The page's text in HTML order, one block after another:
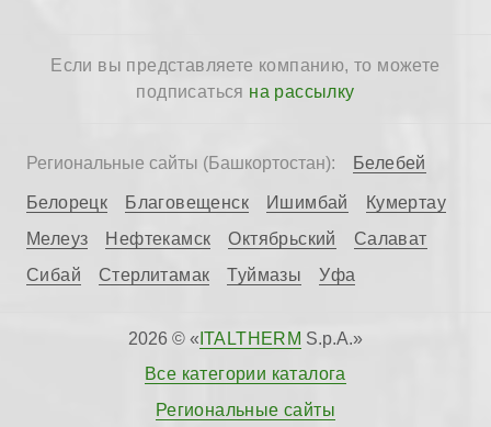
Если вы представляете компанию, то можете
подписаться на рассылку
Региональные сайты (Башкортостан): Белебей
Белорецк Благовещенск Ишимбай
Кумертау
Мелеуз
Нефтекамск Октябрьский
Салават
Сибай
Стерлитамак Туймазы Уфа
2026 © « ITALTHERM S.p.A.»
Все категории каталога
Региональные сайты